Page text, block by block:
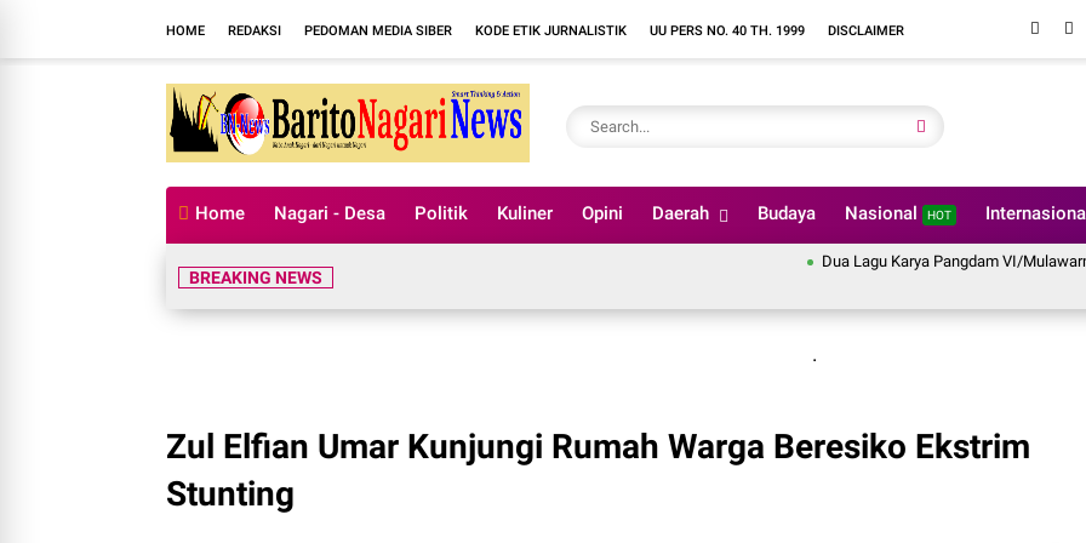
HOME REDAKSI PEDOMAN MEDIA SIBER KODE ETIK JURNALISTIK UU PERS NO. 40 TH. 1999 DISCLAIMER
Home Nagari - Desa Politik Kuliner Opini Daerah Budaya Nasional HOT
BREAKING NEWS
Dua Lagu Karya Pangdam VI/Mulawarman
.
Zul Elfian Umar Kunjungi Rumah Warga Beresiko Ekstrim
Stunting